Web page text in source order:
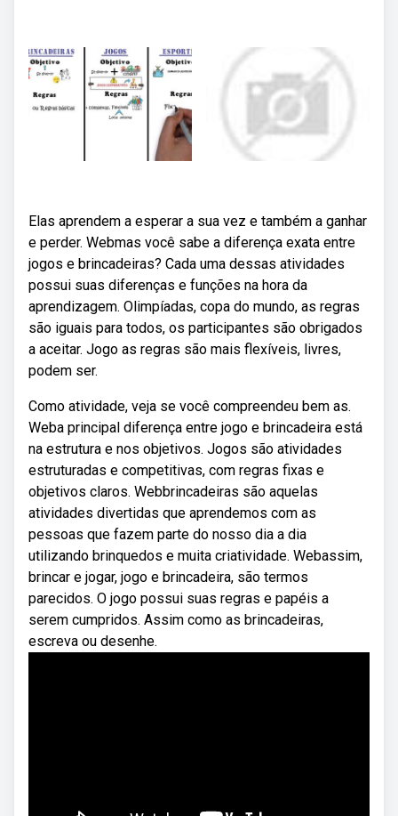
Elas aprendem a esperar a sua vez e também a ganhar
e perder. Webmas você sabe a diferença exata entre
jogos e brincadeiras? Cada uma dessas atividades
possui suas diferenças e funções na hora da
aprendizagem. Olimpíadas, copa do mundo, as regras
são iguais para todos, os participantes são obrigados
a aceitar. Jogo as regras são mais flexíveis, livres,
podem ser.
Como atividade, veja se você compreendeu bem as.
Weba principal diferença entre jogo e brincadeira está
na estrutura e nos objetivos. Jogos são atividades
estruturadas e competitivas, com regras fixas e
objetivos claros. Webbrincadeiras são aquelas
atividades divertidas que aprendemos com as
pessoas que fazem parte do nosso dia a dia
utilizando brinquedos e muita criatividade. Webassim,
brincar e jogar, jogo e brincadeira, são termos
parecidos. O jogo possui suas regras e papéis a
serem cumpridos. Assim como as brincadeiras,
escreva ou desenhe.